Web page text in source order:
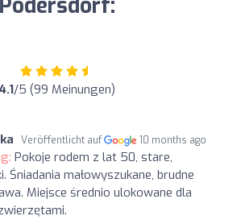
/5 (99 Meinungen)
Veröffentlicht auf 10 months ago
Pokoje rodem z lat 50, stare,
Śniadania małowyszukane, brudne
Miejsce średnio ulokowane dla